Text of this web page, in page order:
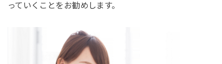
っていくことをお勧めします。